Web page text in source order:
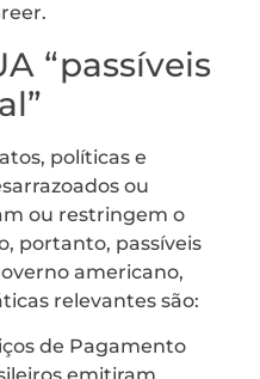
“passíveis
políticas e
ou
ou restringem o
portanto, passíveis
americano,
relevantes são:
de Pagamento